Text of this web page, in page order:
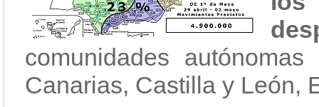
comunidades
Canarias, Castilla y León,